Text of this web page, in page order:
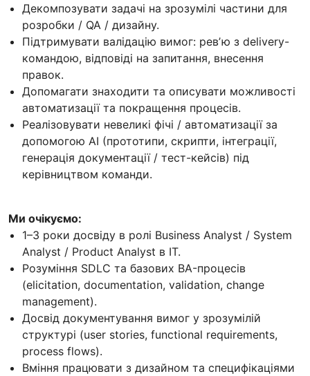
Декомпозувати задачі на зрозумілі частини для
розробки / QA / дизайну.
Підтримувати валідацію вимог: ревʼю з delivery-
командою, відповіді на запитання, внесення
правок.
Допомагати знаходити та описувати можливості
автоматизації та покращення процесів.
Реалізовувати невеликі фічі / автоматизації за
допомогою AI (прототипи, скрипти, інтеграції,
генерація документації / тест-кейсів) під
керівництвом команди.
Ми очікуємо:
1–3 роки досвіду в ролі Business Analyst / System
Analyst / Product Analyst в IT.
Розуміння SDLC та базових BA-процесів
(elicitation, documentation, validation, change
management).
Досвід документування вимог у зрозумілій
структурі (user stories, functional requirements,
process flows).
Вміння працювати з дизайном та специфікаціями